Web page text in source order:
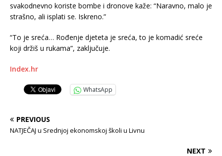
svakodnevno koriste bombe i dronove kaže: “Naravno, malo je
strašno, ali isplati se. Iskreno.”
“To je sreća… Rođenje djeteta je sreća, to je komadić sreće
koji držiš u rukama”, zaključuje.
Index.hr
WhatsApp
PREVIOUS
NATJEČAJ u Srednjoj ekonomskoj školi u Livnu
NEXT